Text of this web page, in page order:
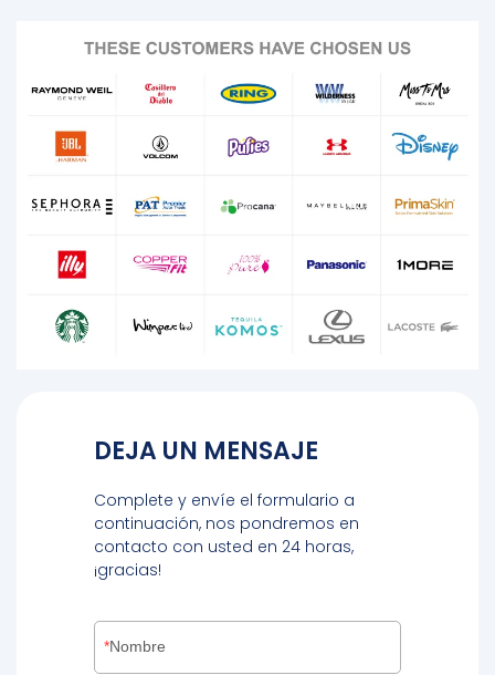
DEJA UN MENSAJE
Complete y envíe el formulario a
continuación, nos pondremos en
contacto con usted en 24 horas,
¡gracias!
Nombre